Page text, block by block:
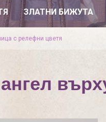
ЗЛАТНИ БИЖУТА
с релефни цветя